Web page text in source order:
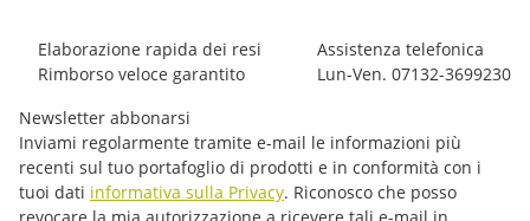
Elaborazione rapida dei resi
Rimborso veloce garantito
Assistenza telefonica
Lun-Ven. 07132-3699230
Newsletter abbonarsi
Inviami regolarmente tramite e-mail le informazioni più
recenti sul tuo portafoglio di prodotti e in conformità con i
tuoi dati informativa sulla Privacy. Riconosco che posso